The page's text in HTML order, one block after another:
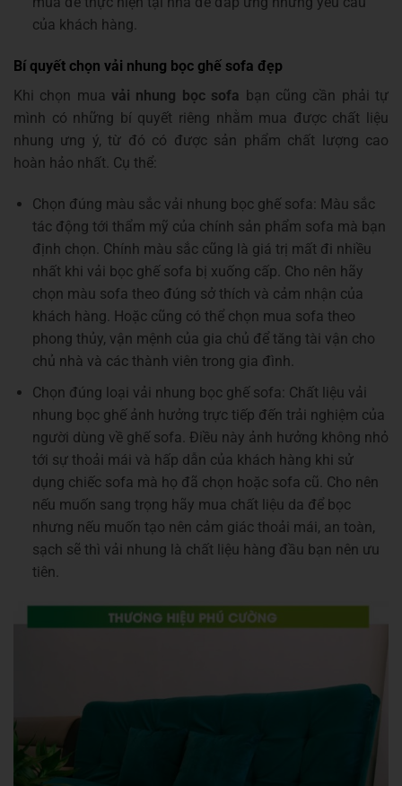
của khách hàng.
Bí quyết chọn vải nhung bọc ghế sofa đẹp
Khi chọn muavải nhung bọc sofa bạn cũng cần phải tự
mình có những bí quyết riêng nhằm mua được chất liệu
nhung ưng ý, từ đó có được sản phẩm chất lượng cao
hoàn hảo nhất. Cụ thể:
Chọn đúng màu sắc vải nhung bọc ghế sofa: Màu sắc
tác động tới thẩm mỹ của chính sản phẩm sofa mà bạn
định chọn. Chính màu sắc cũng là giá trị mất đi nhiều
nhất khi vải bọc ghế sofa bị xuống cấp. Cho nên hãy
chọn màu sofa theo đúng sở thích và cảm nhận của
khách hàng. Hoặc cũng có thể chọn mua sofa theo
phong thủy, vận mệnh của gia chủ để tăng tài vận cho
chủ nhà và các thành viên trong gia đình.
Chọn đúng loại vải nhung bọc ghế sofa: Chất liệu vải
nhung bọc ghế ảnh hưởng trực tiếp đến trải nghiệm của
người dùng về ghế sofa. Điều này ảnh hưởng không nhỏ
tới sự thoải mái và hấp dẫn của khách hàng khi sử
dụng chiếc sofa mà họ đã chọn hoặc sofa cũ. Cho nên
nếu muốn sang trọng hãy mua chất liệu da để bọc
nhưng nếu muốn tạo nên cảm giác thoải mái, an toàn,
sạch sẽ thì vải nhung là chất liệu hàng đầu bạn nên ưu
tiên.